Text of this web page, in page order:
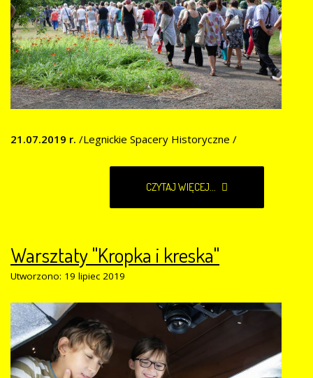
21.07.2019 r. /Legnickie Spacery Historyczne /
CZYTAJ WIĘCEJ...
Warsztaty "Kropka i kreska"
Utworzono: 19 lipiec 2019